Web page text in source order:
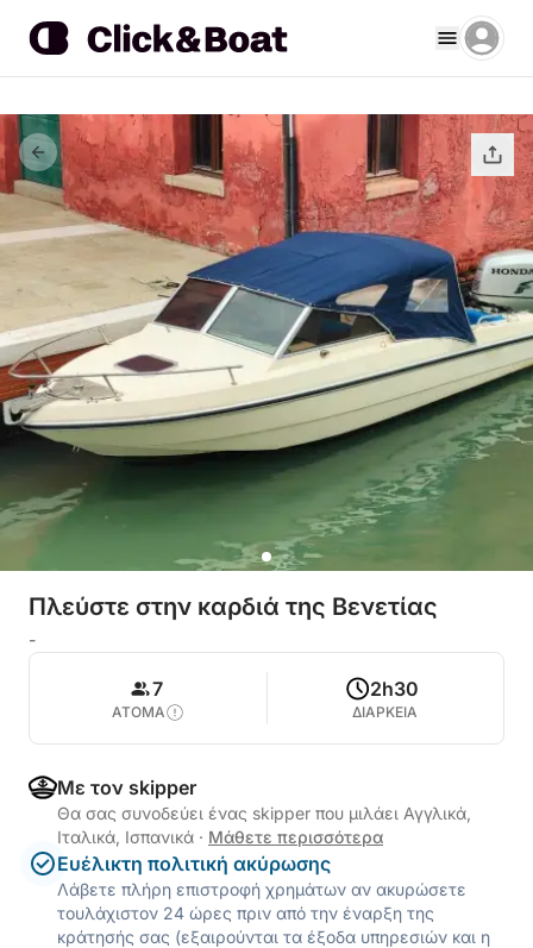
Πλεύστε στην καρδιά της Βενετίας
-
7
ΑΤΟΜΑ
2h30
ΔΙΑΡΚΕΙΑ
Με τον skipper
Θα σας συνοδεύει ένας skipper που μιλάει Αγγλικά,
Ιταλικά, Ισπανικά · Μάθετε περισσότερα
Ευέλικτη πολιτική ακύρωσης
Λάβετε πλήρη επιστροφή χρημάτων αν ακυρώσετε
τουλάχιστον 24 ώρες πριν από την έναρξη της
κράτησής σας (εξαιρούνται τα έξοδα υπηρεσιών και η